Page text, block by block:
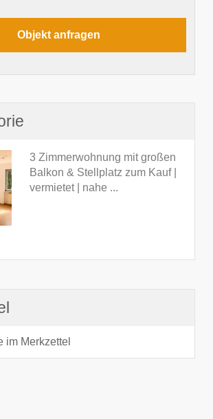
3 Zimmerwohnung mit großen
Balkon & Stellplatz zum Kauf |
vermietet | nahe ...
im Merkzettel